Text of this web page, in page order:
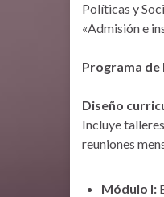
Políticas y
«Admisión e
Programa de
Diseño
Incluye
reuniones
Módulo I: